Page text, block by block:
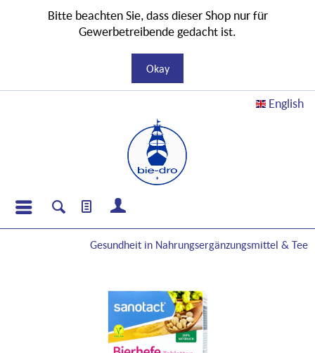
English
Gesundheit in Nahrungsergänzungsmittel & Tee
Bitte beachten Sie, dass dieser Shop nur für
Gewerbetreibende gedacht ist.
Okay